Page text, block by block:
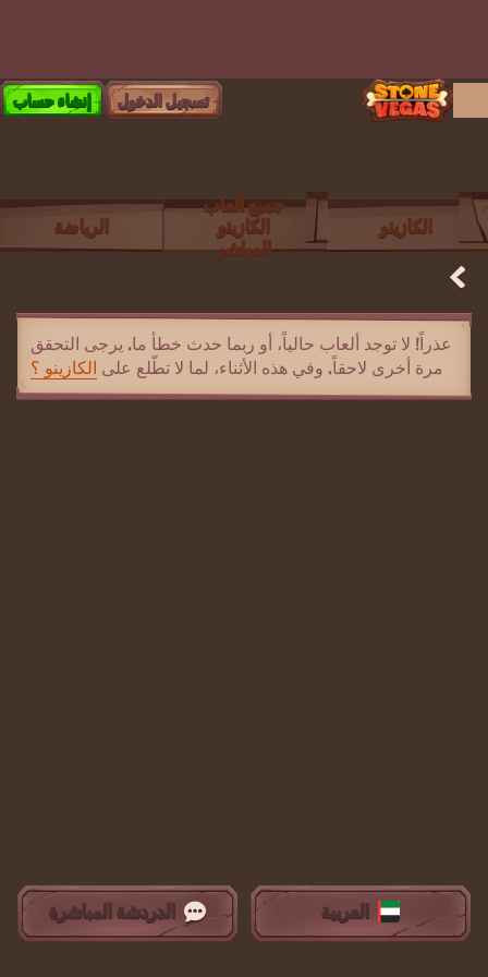
تسجيل الدخول إنشاء حساب
الكازينو
جميع ألعاب
الكازينو
المباشر
الرياضة
عذراً! لا توجد ألعاب حالياً، أو ربما حدث خطأ ما. يرجى التحقق
مرة أخرى لاحقاً. وفي هذه الأثناء، لما لا تطّلع على الكازينو ؟
العربية الدردشة المباشرة